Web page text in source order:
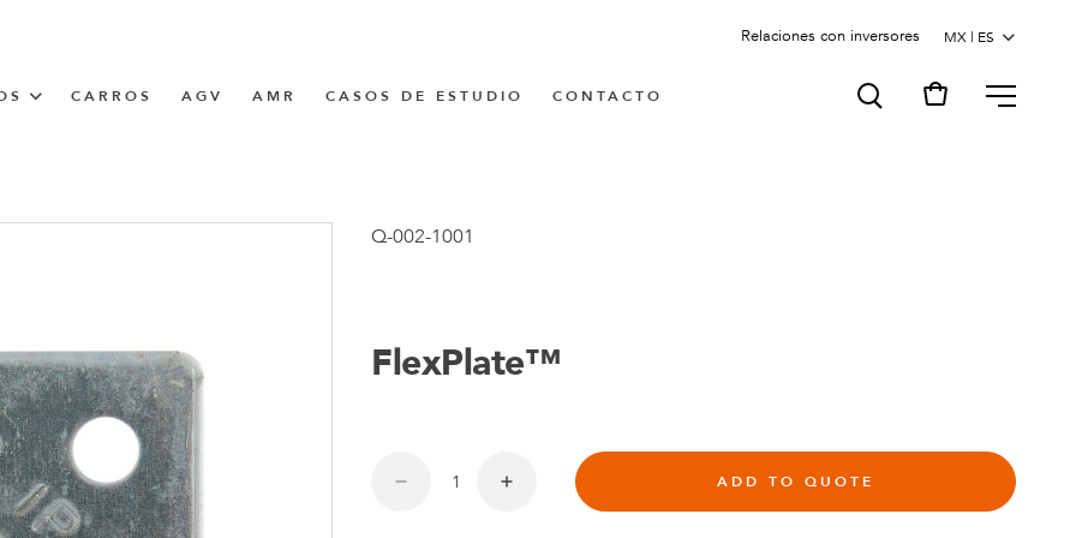
Relaciones con inversores
CARROS AGV AMR CASOS DE ESTUDIO CONTACTO MENU
Q-002-1001
FlexPlate™
ADD TO QUOTE